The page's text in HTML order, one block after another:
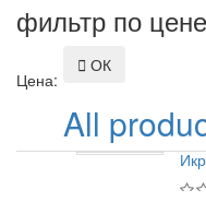
фильтр по цене
Цена:
 ОК
All